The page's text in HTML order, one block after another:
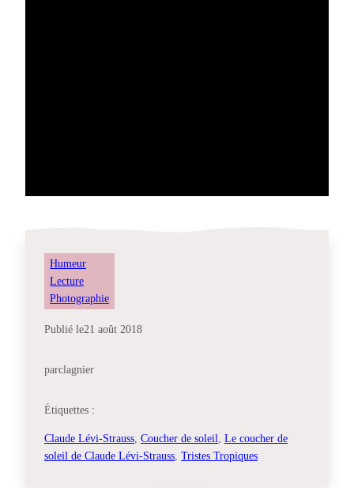
Humeur
Lecture
Photographie
Publié le21 août 2018
parclagnier
Étiquettes :
Claude Lévi-Strauss Coucher de soleil Le coucher de
soleil de Claude Lévi-Strauss Tristes Tropiques